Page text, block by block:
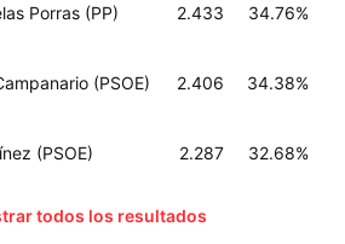
Porras (PP) 2.433 34.76%
(PSOE) 2.406 34.38%
(PSOE) 2.287 32.68%
todos los resultados